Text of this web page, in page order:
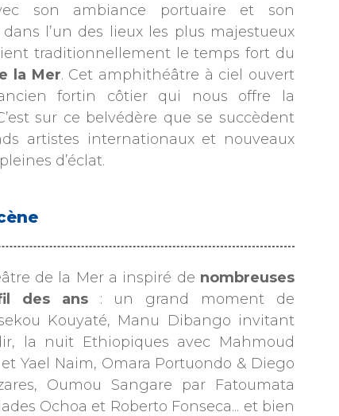
son ambiance portuaire et son
l’un des lieux les plus majestueux
traditionnellement le temps fort du
la Mer. Cet amphithéâtre à ciel ouvert
fortin côtier qui nous offre la
sur ce belvédère que se succèdent
artistes internationaux et nouveaux
d’éclat.
de la Mer a inspiré de nombreuses
des ans: un grand moment de
Kouyaté, Manu Dibango invitant
la nuit Ethiopiques avec Mahmoud
Yael Naim, Omara Portuondo & Diego
Oumou Sangare par Fatoumata
Ochoa et Roberto Fonseca... et bien